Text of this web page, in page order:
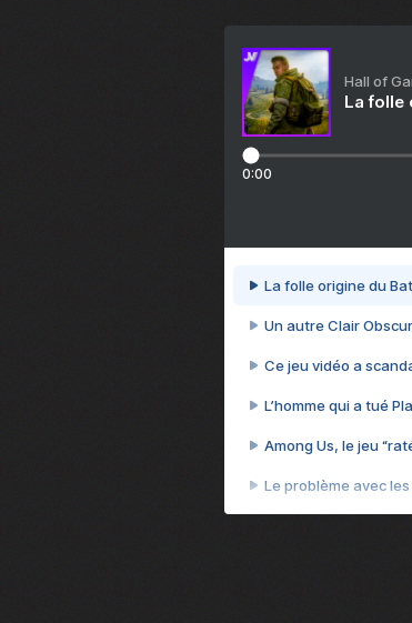
Hall of
La folle
0:00
La folle origine du
Un autre Clair
Ce jeu vidéo a
L’homme qui a tué
Among Us, le jeu
Le problème avec les